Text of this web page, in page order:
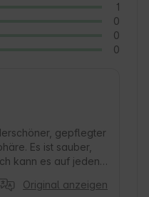
1
0
0
0
gepflegter
Es ist sauber,
kann es auf jeden
Original anzeigen